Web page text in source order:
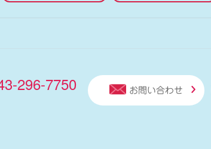
296-7750 お問い合わせ